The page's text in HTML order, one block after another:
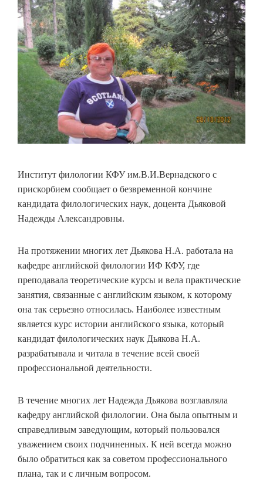
Институт филологии КФУ им.В.И.Вернадского с
прискорбием сообщает о безвременной кончине
кандидата филологических наук, доцента Дьяковой
Надежды Александровны.
На протяжении многих лет Дьякова Н.А. работала на
кафедре английской филологии ИФ КФУ, где
преподавала теоретические курсы и вела практические
занятия, связанные с английским языком, к которому
она так серьезно относилась. Наиболее известным
является курс истории английского языка, который
кандидат филологических наук Дьякова Н.А.
разрабатывала и читала в течение всей своей
профессиональной деятельности.
В течение многих лет Надежда Дьякова возглавляла
кафедру английской филологии. Она была опытным и
справедливым заведующим, который пользовался
уважением своих подчиненных. К ней всегда можно
было обратиться как за советом профессионального
плана, так и с личным вопросом.